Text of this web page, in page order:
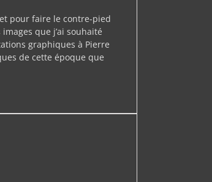
pour faire le contre-pied
que j’ai souhaité
graphiques à Pierre
de cette époque que